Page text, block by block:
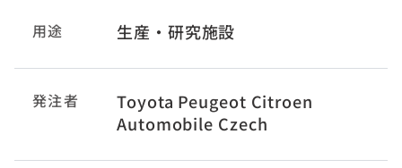
用途 生産・研究施設
発注者
Toyota Peugeot Citroen
Automobile Czech